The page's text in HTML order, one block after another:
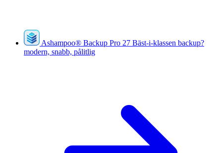
Ashampoo® Backup Pro 27 Bäst-i-klassen backup?
modern, snabb, pålitlig